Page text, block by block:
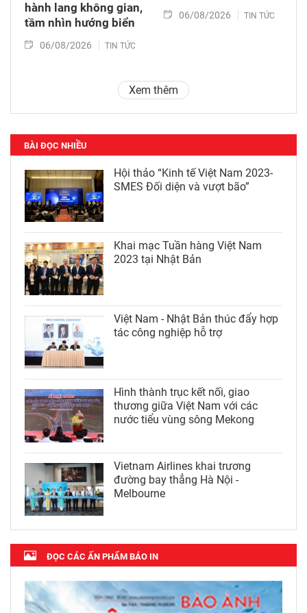
hành lang không gian,
tầm nhìn hướng biển
06/08/2026 TIN TỨC
06/08/2026 TIN TỨC
Xem thêm
BÀI ĐỌC NHIỀU
Hội thảo “Kinh tế Việt Nam 2023-
SMES Đối diện và vượt bão”
Khai mạc Tuần hàng Việt Nam
2023 tại Nhật Bản
Việt Nam - Nhật Bản thúc đẩy hợp
tác công nghiệp hỗ trợ
Hình thành trục kết nối, giao
thương giữa Việt Nam với các
nước tiểu vùng sông Mekong
Vietnam Airlines khai trương
đường bay thẳng Hà Nội -
Melbourne
ĐỌC CÁC ẤN PHẨM BÁO IN